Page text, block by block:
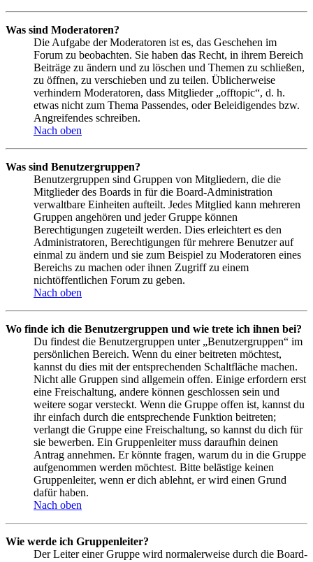
Was sind Moderatoren?
Die Aufgabe der Moderatoren ist es, das Geschehen im
Forum zu beobachten. Sie haben das Recht, in ihrem Bereich
Beiträge zu ändern und zu löschen und Themen zu schließen,
zu öffnen, zu verschieben und zu teilen. Üblicherweise
verhindern Moderatoren, dass Mitglieder „offtopic“, d. h.
etwas nicht zum Thema Passendes, oder Beleidigendes bzw.
Angreifendes schreiben.
Nach oben
Was sind Benutzergruppen?
Benutzergruppen sind Gruppen von Mitgliedern, die die
Mitglieder des Boards in für die Board-Administration
verwaltbare Einheiten aufteilt. Jedes Mitglied kann mehreren
Gruppen angehören und jeder Gruppe können
Berechtigungen zugeteilt werden. Dies erleichtert es den
Administratoren, Berechtigungen für mehrere Benutzer auf
einmal zu ändern und sie zum Beispiel zu Moderatoren eines
Bereichs zu machen oder ihnen Zugriff zu einem
nichtöffentlichen Forum zu geben.
Nach oben
Wo finde ich die Benutzergruppen und wie trete ich ihnen bei?
Du findest die Benutzergruppen unter „Benutzergruppen“ im
persönlichen Bereich. Wenn du einer beitreten möchtest,
kannst du dies mit der entsprechenden Schaltfläche machen.
Nicht alle Gruppen sind allgemein offen. Einige erfordern erst
eine Freischaltung, andere können geschlossen sein und
weitere sogar versteckt. Wenn die Gruppe offen ist, kannst du
ihr einfach durch die entsprechende Funktion beitreten;
verlangt die Gruppe eine Freischaltung, so kannst du dich für
sie bewerben. Ein Gruppenleiter muss daraufhin deinen
Antrag annehmen. Er könnte fragen, warum du in die Gruppe
aufgenommen werden möchtest. Bitte belästige keinen
Gruppenleiter, wenn er dich ablehnt, er wird einen Grund
dafür haben.
Nach oben
Wie werde ich Gruppenleiter?
Der Leiter einer Gruppe wird normalerweise durch die Board-